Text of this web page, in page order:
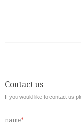
Contact us
If you would like to contact us
name*